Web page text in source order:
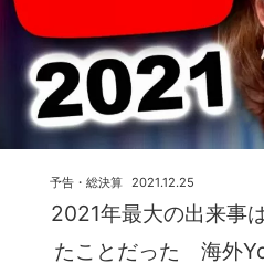
2021年最大の出来事
たことだった 海外
2021.12.25
予告・総決算